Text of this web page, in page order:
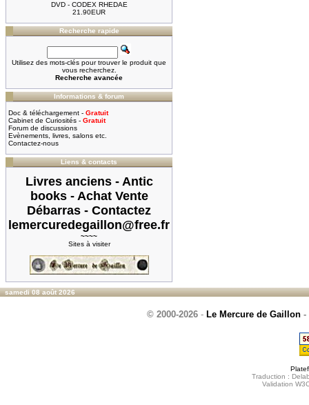
DVD - CODEX RHEDAE
21.90EUR
Recherche rapide
Utilisez des mots-clés pour trouver le produit que
vous recherchez.
Recherche avancée
Informations & forum
Doc & téléchargement - Gratuit
Cabinet de Curiosités - Gratuit
Forum de discussions
Evènements, livres, salons etc.
Contactez-nous
Liens & contacts
Livres anciens - Antic
books - Achat Vente
Débarras - Contactez
lemercuredegaillon@free.fr
~~~~
Sites à visiter
samedi 08 août 2026
© 2000-2026 - Le Mercure de Gaillon -
Traduction :
Validation